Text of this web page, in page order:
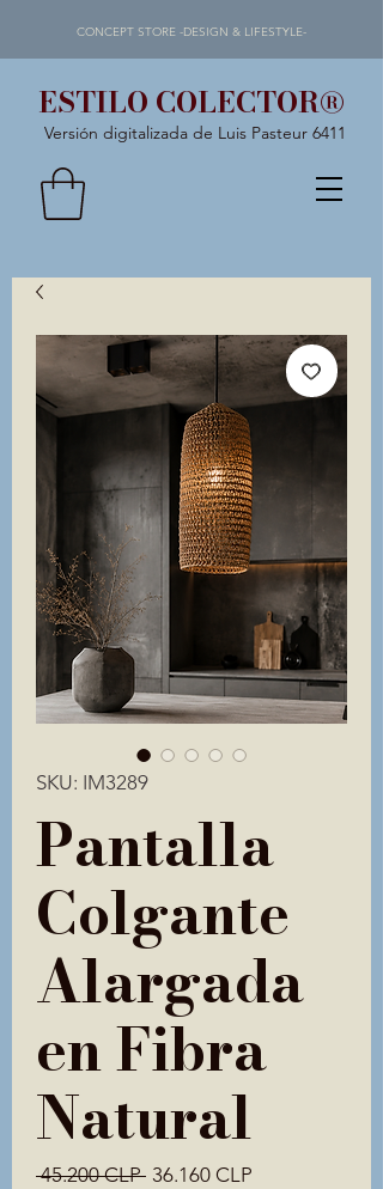
ESTILO COLECTOR®
Versión digitalizada de Luis Pasteur 6411
CONCEPT STORE -DESIGN & LIFESTYLE-
SKU: IM3289
Pantalla
Colgante
Alargada
en Fibra
Natural
45.200 CLP Precio
36.160 CLP